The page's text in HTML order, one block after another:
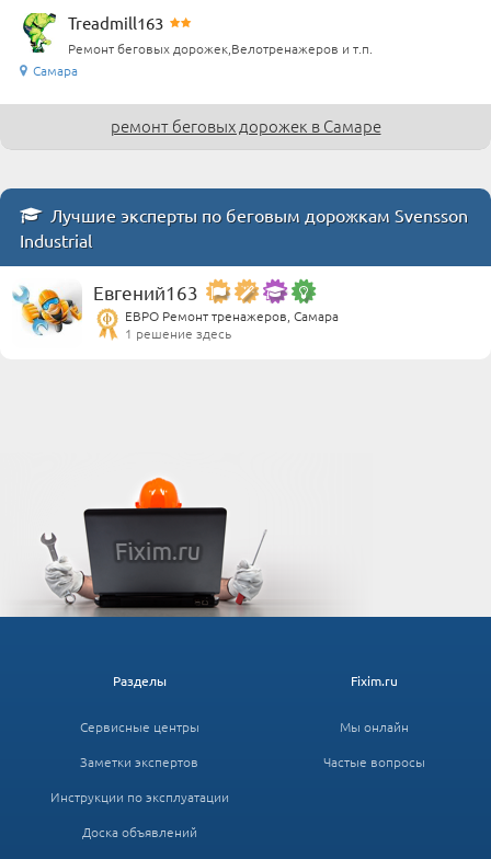
Treadmill163
Ремонт беговых дорожек,Велотренажеров и т.п.
Самара
ремонт беговых дорожек в Самаре
Лучшие эксперты по беговым дорожкам Svensson
Industrial
Евгений163
ЕВРО Ремонт тренажеров, Самара
1 решение здесь
Fixim.ru
Мы онлайн
Частые вопросы
Разделы
Сервисные центры
Заметки экспертов
Инструкции по эксплуатации
Доска объявлений